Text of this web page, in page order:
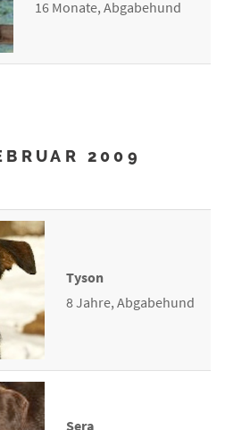
16 Monate, Abgabehund
2009
Tyson
8 Jahre, Abgabehund
Sera